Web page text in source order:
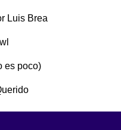
Luis Brea
es poco)